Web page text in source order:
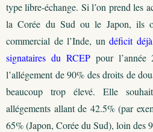
type libre-échange. Si l’on prend les
la Corée du Sud ou le Japon, ils
commercial de l’Inde, undéficit
signataires du RCEP pour
l’allégement de 90% des droits de
beaucoup trop élevé. Elle
allégements allant de 42.5% (par
65% (Japon, Corée du Sud), loin des